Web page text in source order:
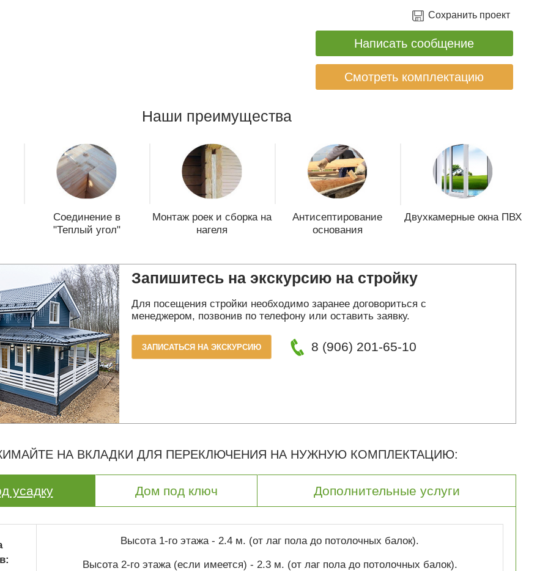
Сохранить проект
Написать сообщение
Смотреть комплектацию
Наши преимущества
Соединение в
"Теплый угол"
Монтаж роек и сборка на
нагеля
Антисептирование
основания
Двухкамерные окна ПВХ
Запишитесь на экскурсию на стройку
Для посещения стройки необходимо заранее договориться с
менеджером, позвонив по телефону или оставить заявку.
ЗАПИСАТЬСЯ НА ЭКСКУРСИЮ 8 (906) 201-65-10
НА ВКЛАДКИ ДЛЯ ПЕРЕКЛЮЧЕНИЯ НА НУЖНУЮ КОМПЛЕКТАЦИЮ:
усадку Дом под ключ Дополнительные услуги
Высота 1-го этажа - 2.4 м. (от лаг пола до потолочных балок).
Высота 2-го этажа (если имеется) - 2.3 м. (от лаг пола до потолочных балок).